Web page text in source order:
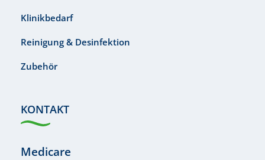
Klinikbedarf
Reinigung & Desinfektion
Zubehör
KONTAKT
Medicare